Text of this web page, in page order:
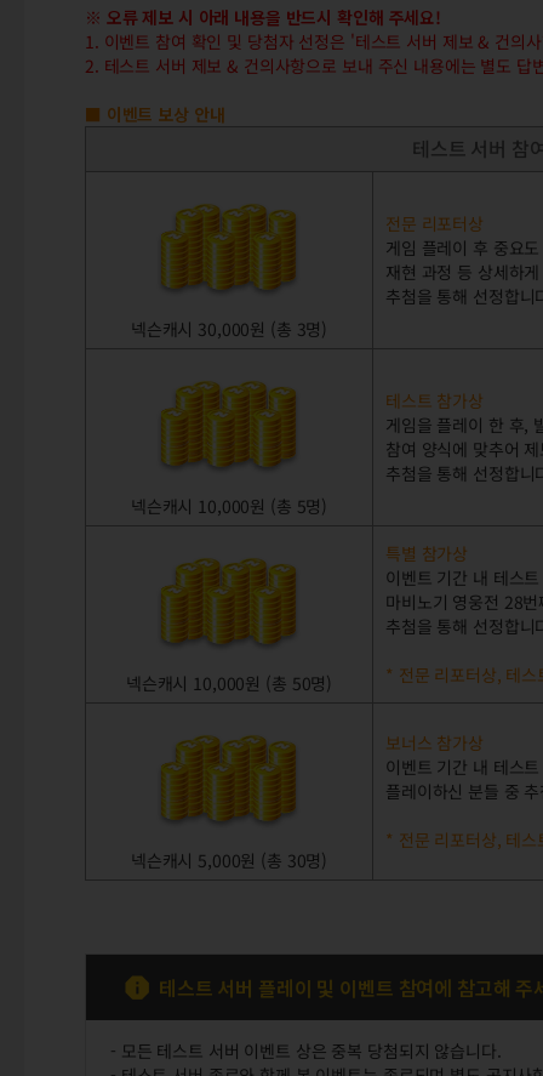
※ 오류 제보 시 아래 내용을 반드시 확인해 주세요!
1. 이벤트 참여 확인 및 당첨자 선정은 '테스트 서버 제보 & 건의
2. 테스트 서버 제보 & 건의사항으로 보내 주신 내용에는 별도 답
■ 이벤트 보상 안내
테스트 서버 참
넥슨캐시 30,000원 (총 3명)
전문 리포터상
게임 플레이 후 중요
재현 과정 등 상세하
추첨을 통해 선정합니
넥슨캐시 10,000원 (총 5명)
테스트 참가상
게임을 플레이 한 후,
참여 양식에 맞추어
추첨을 통해 선정합니
넥슨캐시 10,000원 (총 50명)
특별 참가상
이벤트 기간 내 테스
마비노기 영웅전 28
추첨을 통해 선정합니
* 전문 리포터상, 테
넥슨캐시 5,000원 (총 30명)
보너스 참가상
이벤트 기간 내 테스
플레이하신 분들 중
* 전문 리포터상, 테
테스트 서버 플레이 및 이벤트 참여에 참고해 주
- 모든 테스트 서버 이벤트 상은 중복 당첨되지 않습니다.